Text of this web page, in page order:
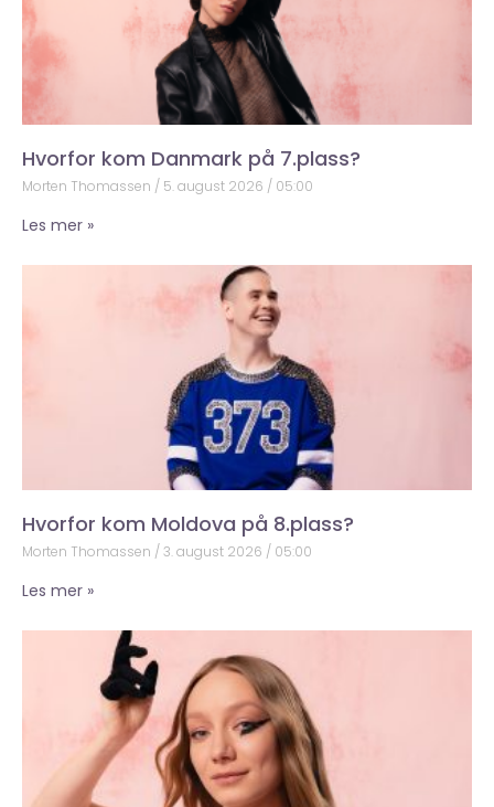
Hvorfor kom Danmark på 7.plass?
Morten Thomassen 5. august 2026 05:00
Les mer »
Hvorfor kom Moldova på 8.plass?
Morten Thomassen 3. august 2026 05:00
Les mer »